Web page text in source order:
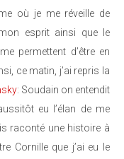
où je me réveille de
esprit ainsi que le
permettent d’être en
ce matin, j’ai repris la
: Soudain on entendit
eu l’élan de me
raconté une histoire à
Cornille que j’ai eu le